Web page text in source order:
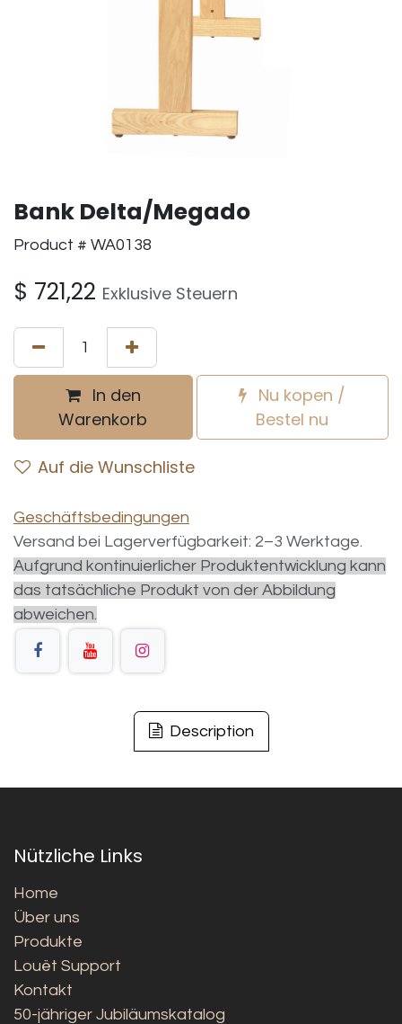
Bank Delta/Megado
Product # WA0138
$ 721,22 Exklusive Steuern
In den
Warenkorb
Nu kopen /
Bestel nu
Auf die Wunschliste
Geschäftsbedingungen
Versand bei Lagerverfügbarkeit: 2–3 Werktage.
Aufgrund kontinuierlicher Produktentwicklung kann
das tatsächliche Produkt von der Abbildung
abweichen.
Description
Nützliche Links
Home
Über uns
Produkte
Louët Support
Kontakt
50-jähriger Jubiläumskatalog